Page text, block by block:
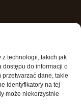
z technologii, takich jak
dostępu do informacji o
dane, takie
identyfikatory na tej
może niekorzystnie